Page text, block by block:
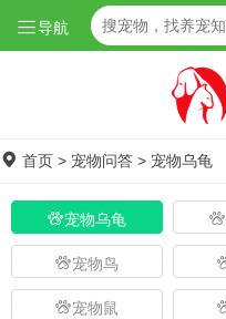
导航
首页 > 宠物问答 > 宠物乌龟
宠物乌龟
宠物鸟
宠物鼠